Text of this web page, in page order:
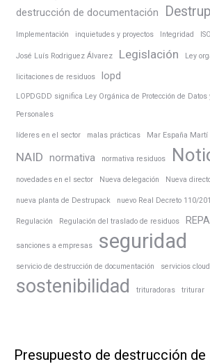
destrucción de documentación
Implementación inquietudes y proyectos Integridad ISO
José Luís Rodriguez Álvarez Legislación Ley
licitaciones de residuos lopd
LOPDGDD significa Ley Orgánica de Protección de
Personales
líderes en el sector malas prácticas Mar España Martí
NAID normativa normativa residuos
novedades en el sector Nueva delegación Nueva
nueva planta de Destrupack nuevo Real Decreto 110/
Regulación Regulación del traslado de residuos
sanciones a empresas seguridad
servicio de destrucción de documentación servicios cloud
sostenibilidad trituradoras triturar
Presupuesto de destrucción de